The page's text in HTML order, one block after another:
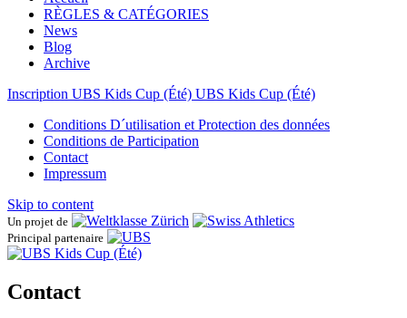
RÈGLES & CATÉGORIES
News
Blog
Archive
Inscription UBS Kids Cup (Été) UBS Kids Cup (Été)
Conditions D´utilisation et Protection des données
Conditions de Participation
Contact
Impressum
Skip to content
Un projet de
Principal partenaire
Contact